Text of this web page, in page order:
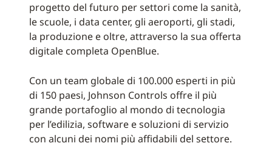
progetto del futuro per settori come la sanità,
le scuole, i data center, gli aeroporti, gli stadi,
la produzione e oltre, attraverso la sua offerta
digitale completa OpenBlue.
Con un team globale di 100.000 esperti in più
di 150 paesi, Johnson Controls offre il più
grande portafoglio al mondo di tecnologia
per l’edilizia, software e soluzioni di servizio
con alcuni dei nomi più affidabili del settore.